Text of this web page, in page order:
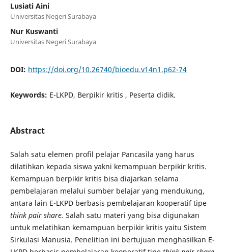
Lusiati Aini
Universitas Negeri Surabaya
Nur Kuswanti
Universitas Negeri Surabaya
DOI: https://doi.org/10.26740/bioedu.v14n1.p62-74
Keywords: E-LKPD, Berpikir kritis , Peserta didik.
Abstract
Salah satu elemen profil pelajar Pancasila yang harus
dilatihkan kepada siswa yakni kemampuan berpikir kritis.
Kemampuan berpikir kritis bisa diajarkan selama
pembelajaran melalui sumber belajar yang mendukung,
antara lain E-LKPD berbasis pembelajaran kooperatif tipe
think pair share. Salah satu materi yang bisa digunakan
untuk melatihkan kemampuan berpikir kritis yaitu Sistem
Sirkulasi Manusia. Penelitian ini bertujuan menghasilkan E-